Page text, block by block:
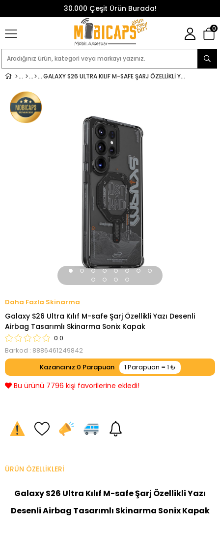
30.000 Çeşit Ürün Burada!
0
GALAXY S26 ULTRA KILIF M-SAFE ŞARJ ÖZELLIKLI YAZI DESENLI AIRBAG TASARIMLI SKINARMA SONIX KAPAK
Skinarma
Galaxy S26 Ultra Kılıf M-safe Şarj Özellikli Yazı Desenli
Airbag Tasarımlı Skinarma Sonix Kapak
0.0
Barkod : 8886461249842
Kazancınız:0
Bu ürünü 7796 kişi favorilerine ekledi!
ÜRÜN ÖZELLIKLERI
Galaxy S26 Ultra Kılıf M-safe Şarj Özellikli Yazı
Desenli Airbag Tasarımlı Skinarma Sonix Kapak